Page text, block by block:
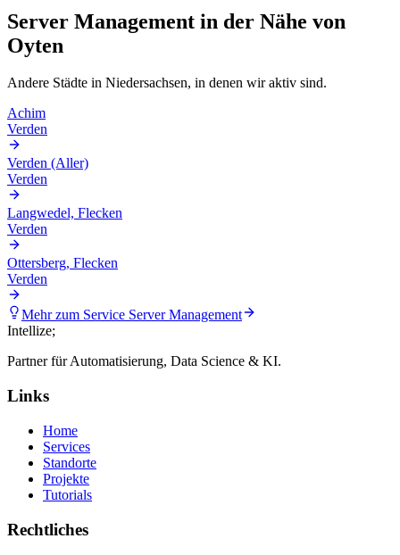
Server Management in der Nähe von
Oyten
Andere Städte in Niedersachsen, in denen wir aktiv sind.
Achim
Verden
Verden (Aller)
Verden
Langwedel, Flecken
Verden
Ottersberg, Flecken
Verden
Mehr zum Service Server Management
Intellize;
Partner für Automatisierung, Data Science & KI.
Links
Home
Services
Standorte
Projekte
Tutorials
Rechtliches